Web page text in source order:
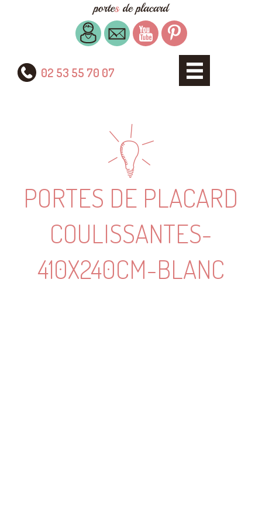
02 53 55 70 07
PORTES DE PLACARD
COULISSANTES-
410X240CM-BLANC